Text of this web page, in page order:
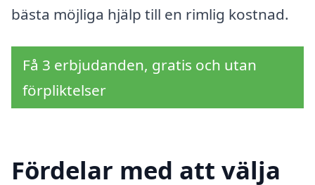
bästa möjliga hjälp till en rimlig kostnad.
Få 3 erbjudanden, gratis och utan
förpliktelser
Fördelar med att välja